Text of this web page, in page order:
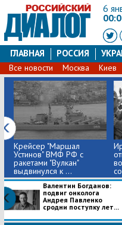
6
ГЛАВНАЯ РОССИЯ
Все новости Москва Киев
Крейсер "Маршал
Устинов" ВМФ РФ с
ракетами "Вулкан"
выдвинулся к ...
Валентин Богданов:
подвиг онколога
Андрея Павленко
сродни поступку лет...